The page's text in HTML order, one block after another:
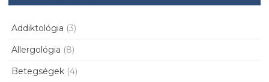
Addiktológia (3)
Allergológia (8)
Betegségek (4)